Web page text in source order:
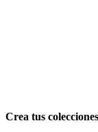
Crea tus colecciones